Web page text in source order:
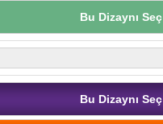
Bu Dizaynı Seç
Bu Dizaynı Seç